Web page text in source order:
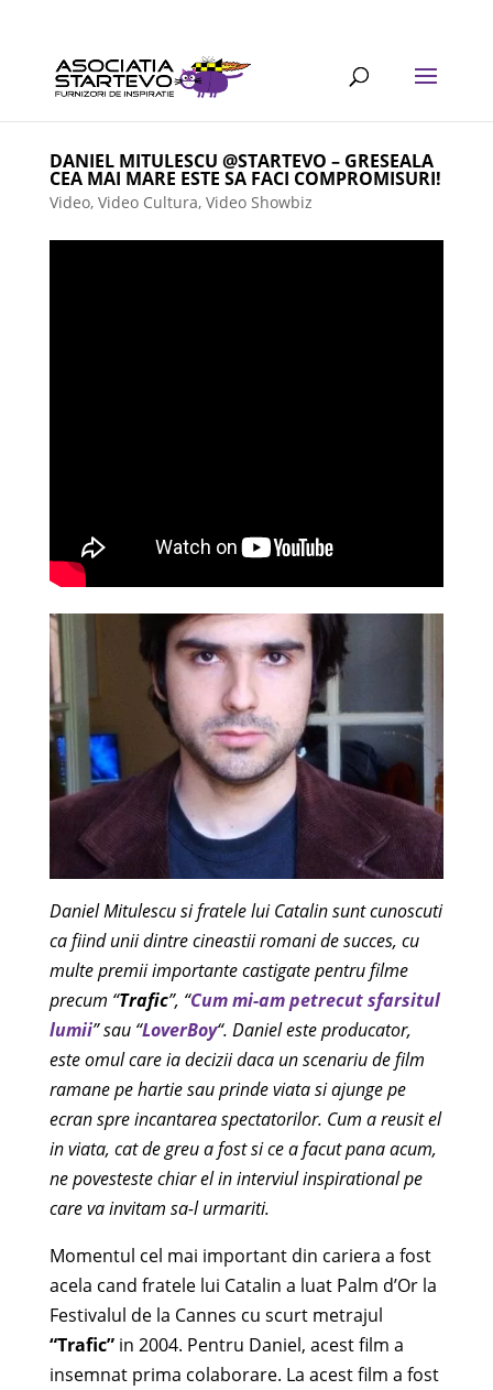
DANIEL MITULESCU @STARTEVO – GRESEALA
CEA MAI MARE ESTE SA FACI COMPROMISURI!
Video, Video Cultura, Video Showbiz
Daniel Mitulescu si fratele lui Catalin sunt cunoscuti
ca fiind unii dintre cineastii romani de succes, cu
multe premii importante castigate pentru filme
precum “Trafic”, “Cum mi-am petrecut sfarsitul
lumii” sau “LoverBoy“. Daniel este producator,
este omul care ia decizii daca un scenariu de film
ramane pe hartie sau prinde viata si ajunge pe
ecran spre incantarea spectatorilor. Cum a reusit el
in viata, cat de greu a fost si ce a facut pana acum,
ne povesteste chiar el in interviul inspirational pe
care va invitam sa-l urmariti.
Momentul cel mai important din cariera a fost
acela cand fratele lui Catalin a luat Palm d’Or la
Festivalul de la Cannes cu scurt metrajul
“Trafic”in 2004. Pentru Daniel, acest film a
insemnat prima colaborare. La acest film a fost